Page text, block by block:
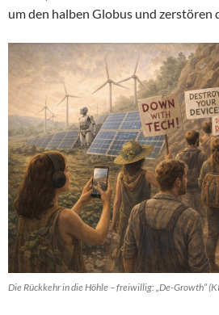
um den halben Globus und zerstören
Die Rückkehr in die Höhle – freiwillig: „De-Growth“